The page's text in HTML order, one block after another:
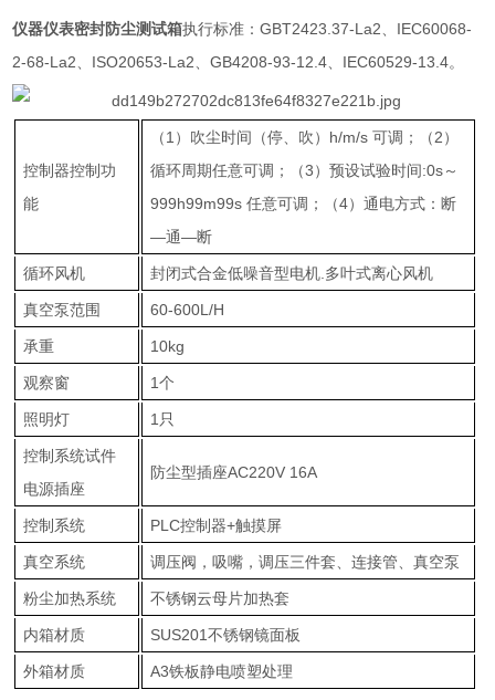
仪器仪表密封防尘测试箱执行标准：GBT2423.37-La2、IEC60068-
2-68-La2、ISO20653-La2、GB4208-93-12.4、IEC60529-13.4。
控制器控制功
能
（1）吹尘时间（停、吹）h/m/s 可调；（2）
循环周期任意可调；（3）预设试验时间:0s～
999h99m99s 任意可调；（4）通电方式：断
—通—断
循环风机 封闭式合金低噪音型电机.多叶式离心风机
真空泵范围 60-600L/H
承重 10kg
观察窗 1个
照明灯 1只
控制系统试件
电源插座
防尘型插座AC220V 16A
控制系统 PLC控制器+触摸屏
真空系统 调压阀，吸嘴，调压三件套、连接管、真空泵
粉尘加热系统 不锈钢云母片加热套
内箱材质 SUS201不锈钢镜面板
外箱材质 A3铁板静电喷塑处理